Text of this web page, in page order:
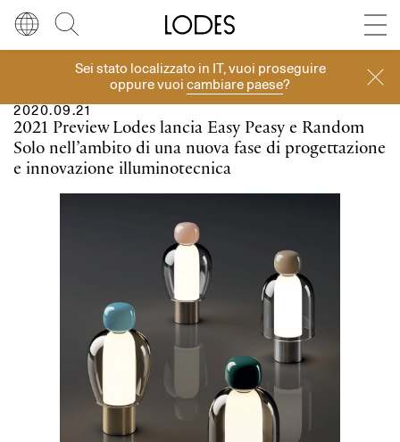
Sei stato localizzato in IT, vuoi proseguire
oppure vuoicambiare paese?
LinguaItaliano
Italiano
Regione
Europa
Store locator Press room
Diesel Living with Lodes
Prodotti
2020.09.21
2021 Preview Lodes lancia Easy Peasy e Random
Solo nell’ambito di una nuova fase di progettazione
e innovazione illuminotecnica